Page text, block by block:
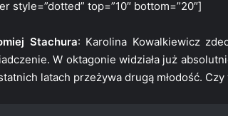
style=”dotted” top=”10″ bottom=”20″]
Stachura: Karolina Kowalkiewicz
W oktagonie widziała już
latach przeżywa drugą młodość.